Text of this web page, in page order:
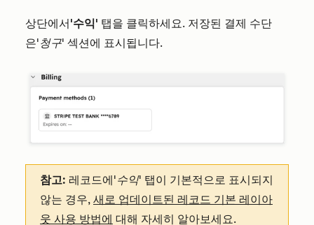
상단에서'수익' 탭을 클릭하세요. 저장된 결제 수단
은'청구' 섹션에 표시됩니다.
참고: 레코드에 '수익' 탭이 기본적으로 표시되지
않는 경우, 새로 업데이트된 레코드 기본 레이아
웃 사용 방법에 대해 자세히 알아보세요.